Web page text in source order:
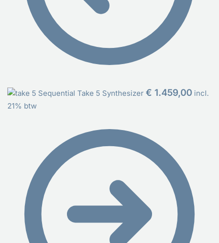
Sequential Take 5 Synthesizer € 1.459,00 incl.
21% btw